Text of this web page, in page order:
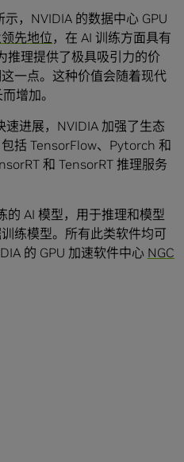
，NVIDIA 的数据中心 GPU
先地位，在 AI 训练方面具有
推理提供了极具吸引力的价
一点。这种价值会随着现代
增加。
速进展，NVIDIA 加强了生态
括 TensorFlow、Pytorch 和
和 TensorRT 推理服务
的 AI 模型，用于推理和模型
练模型。所有此类软件均可
的 GPU 加速软件中心 NGC